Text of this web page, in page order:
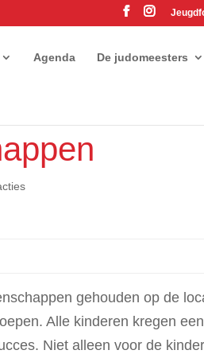
Agenda De judomeesters
gehouden op de
Alle kinderen kregen
Niet alleen voor de